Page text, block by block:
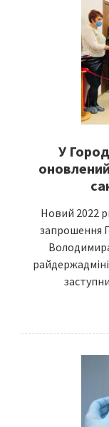
У
Новий 2022
запрошення